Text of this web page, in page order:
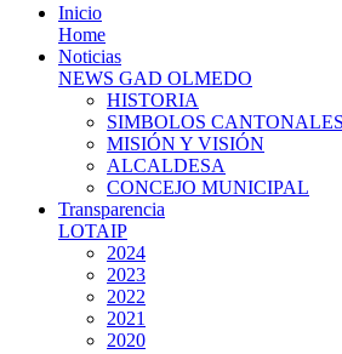
Inicio
Home
Noticias
NEWS GAD OLMEDO
HISTORIA
SIMBOLOS CANTONALES
MISIÓN Y VISIÓN
ALCALDESA
CONCEJO MUNICIPAL
Transparencia
LOTAIP
2024
2023
2022
2021
2020